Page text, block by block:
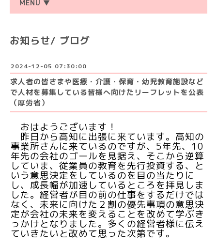
MENU ▼
お知らせ/ ブログ
2024-12-05 07:30:00
求人者の皆さまや医療・介護・保育・幼児教育施設など
で人材を募集している皆様へ向けたリーフレットを公表
（厚労省）
おはようございます！
昨日から高知に出張に来ています。高知の
事業所さんに来ているのですが、5年先、10
年先の会社のゴールを見据え、そこから逆算
していま、従業員の教育を先行投資する、と
いう意思決定をしているのを目の当たりに
し、成長幅が加速しているところを拝見しま
した。経営者が目の前の仕事をするだけでは
なく、未来に向けた２割の優先事項の意思決
定が会社の未来を変えることを改めて学ぶき
っかけとなりました。多くの経営者様に伝え
ていきたいと改めて思った次第です。